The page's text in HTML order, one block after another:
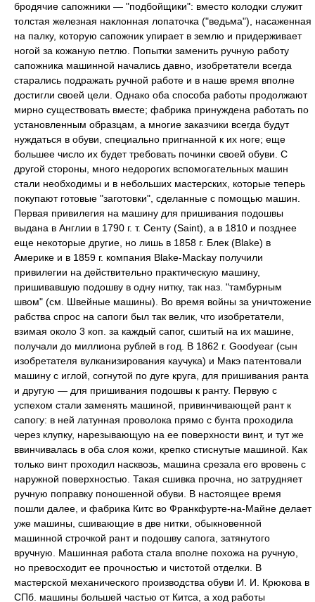
бродячие сапожники — "подбойщики": вместо колодки служит
толстая железная наклонная лопаточка ("ведьма"), насаженная
на палку, которую сапожник упирает в землю и придерживает
ногой за кожаную петлю. Попытки заменить ручную работу
сапожника машинной начались давно, изобретатели всегда
старались подражать ручной работе и в наше время вполне
достигли своей цели. Однако оба способа работы продолжают
мирно существовать вместе; фабрика принуждена работать по
установленным образцам, а многие заказчики всегда будут
нуждаться в обуви, специально пригнанной к их ноге; еще
большее число их будет требовать починки своей обуви. С
другой стороны, много недорогих вспомогательных машин
стали необходимы и в небольших мастерских, которые теперь
покупают готовые "заготовки", сделанные с помощью машин.
Первая привилегия на машину для пришивания подошвы
выдана в Англии в 1790 г. т. Сенту (Saint), а в 1810 и позднее
еще некоторые другие, но лишь в 1858 г. Блек (Blake) в
Америке и в 1859 г. компания Blake-Mackay получили
привилегии на действительно практическую машину,
пришивавшую подошву в одну нитку, так наз. "тамбурным
швом" (см. Швейные машины). Во время войны за уничтожение
рабства спрос на сапоги был так велик, что изобретатели,
взимая около 3 коп. за каждый сапог, сшитый на их машине,
получали до миллиона рублей в год. В 1862 г. Goodyear (сын
изобретателя вулканизирования каучука) и Макэ патентовали
машину с иглой, согнутой по дуге круга, для пришивания ранта
и другую — для пришивания подошвы к ранту. Первую с
успехом стали заменять машиной, привинчивающей рант к
сапогу: в ней латунная проволока прямо с бунта проходила
через клупку, нарезывающую на ее поверхности винт, и тут же
ввинчивалась в оба слоя кожи, крепко стиснутые машиной. Как
только винт проходил насквозь, машина срезала его вровень с
наружной поверхностью. Такая сшивка прочна, но затрудняет
ручную поправку поношенной обуви. В настоящее время
пошли далее, и фабрика Китс во Франкфурте-на-Майне делает
уже машины, сшивающие в две нитки, обыкновенной
машинной строчкой рант и подошву сапога, затянутого
вручную. Машинная работа стала вполне похожа на ручную,
но превосходит ее прочностью и чистотой отделки. В
мастерской механического производства обуви И. И. Крюкова в
СПб. машины большей частью от Китса, а ход работы